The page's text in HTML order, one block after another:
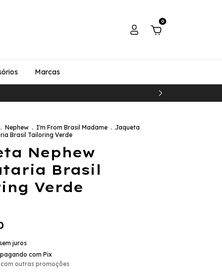
0
Marcas
. Nephew . I'm From Brasil Madame . Jaqueta
Brasil Tailoring Verde
Nephew
Brasil
Verde
sem juros
pagando com Pix
outras promoções